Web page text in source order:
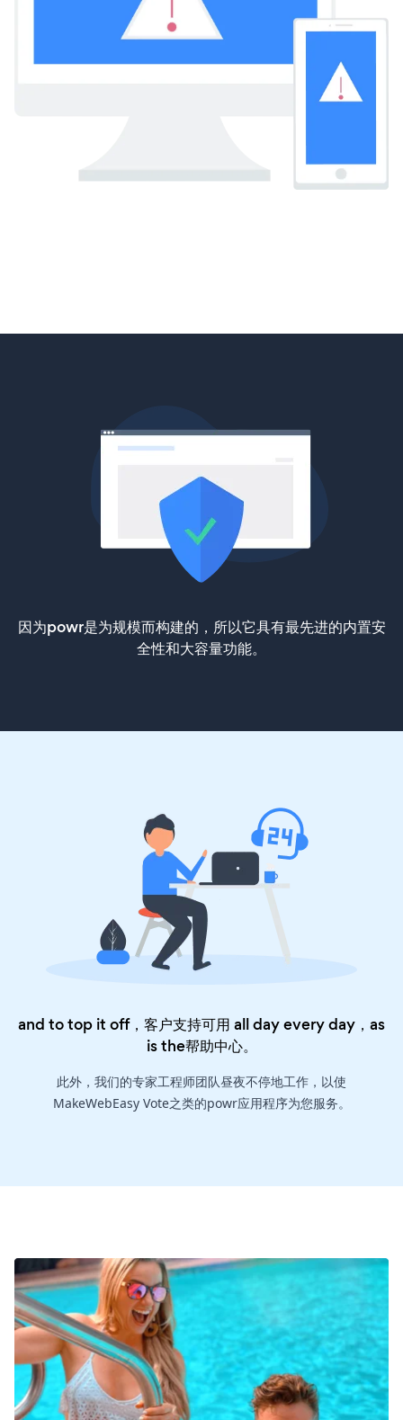
因为powr是为规模而构建的，所以它具有最先进的内置安
全性和大容量功能。
and to top it off，客户支持可用 all day every day，as
is the帮助中心。
此外，我们的专家工程师团队昼夜不停地工作，以使
MakeWebEasy Vote之类的powr应用程序为您服务。